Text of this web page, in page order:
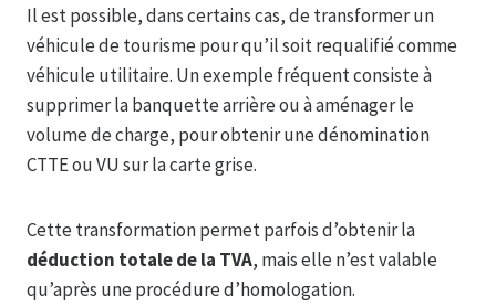
Il est possible, dans certains cas, de transformer un
véhicule de tourisme pour qu’il soit requalifié comme
véhicule utilitaire. Un exemple fréquent consiste à
supprimer la banquette arrière ou à aménager le
volume de charge, pour obtenir une dénomination
CTTE ou VU sur la carte grise.
Cette transformation permet parfois d’obtenir la
déduction totale de la TVA, mais elle n’est valable
qu’après une procédure d’homologation.